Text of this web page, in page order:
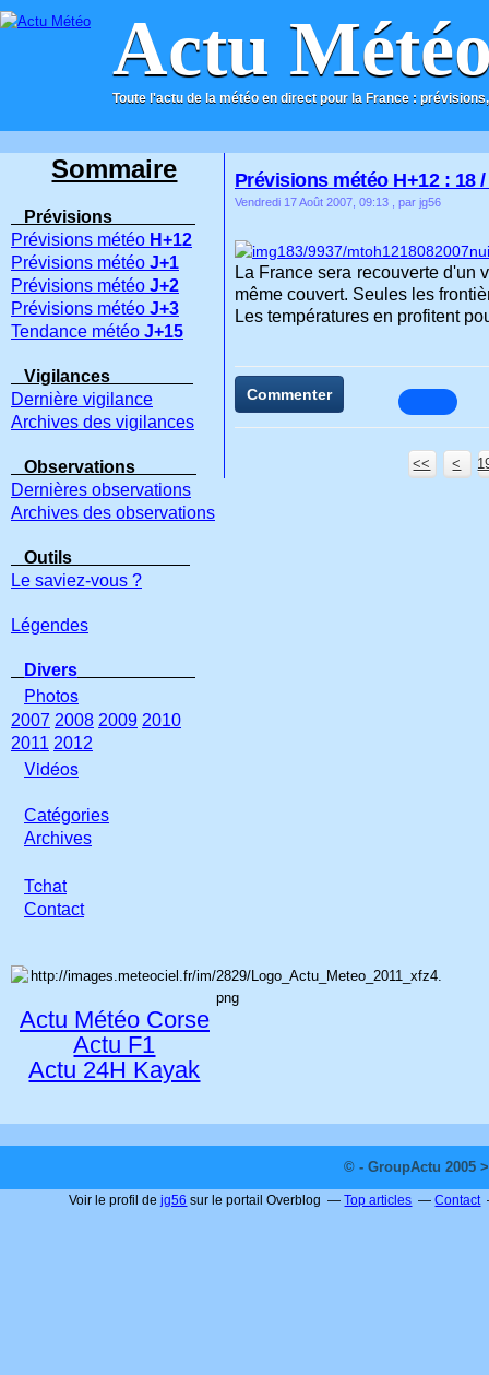
Actu
Toute l'actu de la météo en direct pour la France :
ACCUEIL CONTACT
Prévisions météo H+12 : 18
Vendredi 17 Août 2007, 09:13 , par jg56
La France sera recouverte d'un
même couvert. Seules les
Les températures en profitent
Commenter
<< <
Sommaire
Prévisions
Prévisions météo H+12
Prévisions météo J+1
Prévisions météo J+2
Prévisions météo J+3
Tendance météo J+15
Vigilances
Dernière vigilance
Archives des vigilances
Observations
Dernières observations
Archives des observations
Outils
Le saviez-vous ?
Légendes
Divers
Photos
2007 2008 2009 2010
2011 2012
Vidéos
Catégories
Archives
Tchat
Contact
Actu Météo Corse
Actu F1
Actu 24H Kayak
© - GroupActu 2005
Voir le profil dejg56 sur le portail Overblog Top articles Contact